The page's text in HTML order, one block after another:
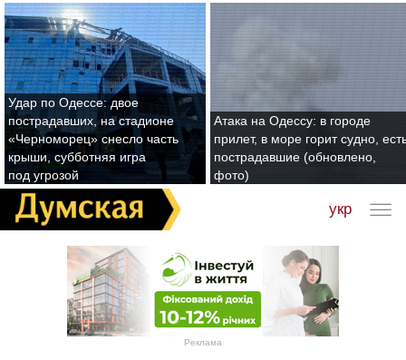
Удар по Одессе: двое
пострадавших, на стадионе
«Черноморец» снесло часть
крыши, субботняя игра
под угрозой
Атака на Одессу: в городе
прилет, в море горит судно,
пострадавшие (обновлено,
фото)
укр
Реклама